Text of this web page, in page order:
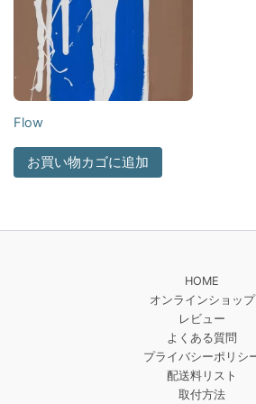
Flow
お買い物カゴに追加
HOME
オンラインショップ
レビュー
よくある質問
プライバシーポリシ
配送料リスト
取付方法